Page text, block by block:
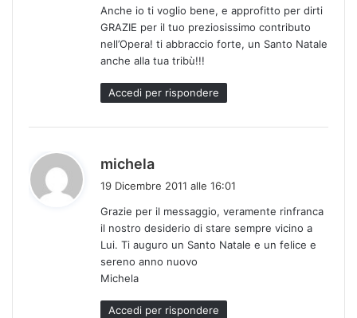
t
t
Anche io ti voglio bene, e approfitto per dirti
GRAZIE per il tuo preziosissimo contributo
nell’Opera! ti abbraccio forte, un Santo Natale
anche alla tua tribù!!!
Accedi per rispondere
michela
e
t
t
19 Dicembre 2011 alle 16:01
Grazie per il messaggio, veramente rinfranca
il nostro desiderio di stare sempre vicino a
Lui. Ti auguro un Santo Natale e un felice e
sereno anno nuovo
Michela
Accedi per rispondere